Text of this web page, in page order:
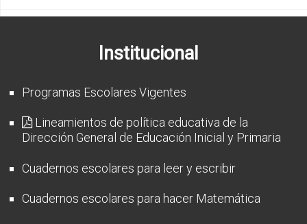
Institucional
Programas Escolares Vigentes
Lineamientos de política educativa de la
Dirección General de Educación Inicial y Primaria
Cuadernos escolares para leer y escribir
Cuadernos escolares para hacer Matemática